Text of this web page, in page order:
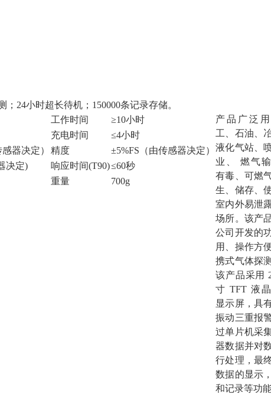
24小时超长待机；150000条记录存储。
工作时间
≥10小时
充电时间
≤4小时
器决定） 精度
±5%FS（由传感器决定）
决定) 响应时间(T90)≤60秒
重量 700g
产品广泛
工、石油、
液化气站、
业、 燃气
有毒、可燃
生、储存、
室内外易泄
场所。该产
公司开发的
用、操作方
携式气体探
该产品采用
寸 TFT 液
显示屏，具
振动三重报
过单片机采
器数据并对
行处理，最
数据的显示
和记录等功